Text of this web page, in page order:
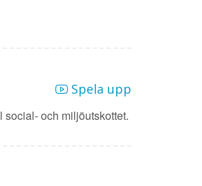
Spela upp
social- och miljöutskottet.